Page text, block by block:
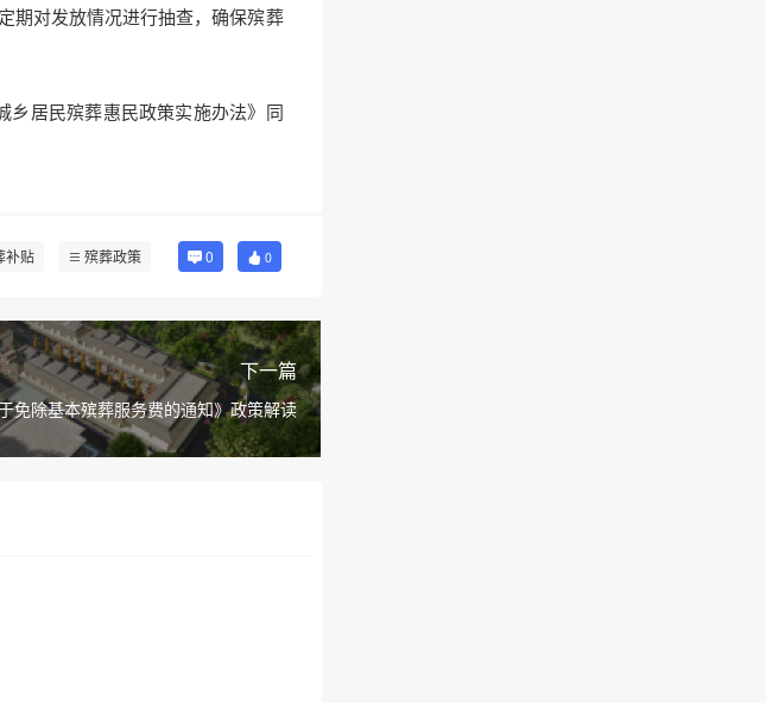
期对发放情况进行抽查，确保殡葬
乡居民殡葬惠民政策实施办法》同
补贴 殡葬政策 0 0
下一篇
免除基本殡葬服务费的通知》政策解读